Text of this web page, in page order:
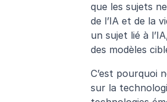
que les sujets
de l’IA et de la
un sujet lié à
des modèles
C’est pourquoi
sur la